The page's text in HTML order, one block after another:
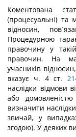
Коментована
(процесуальні) та
відносин,
Процедурною
правочину у
правочин. На
учасників
вказує ч. 4 ст.
наслідки відмови
або
визначити
звичай, у
згодою). У деяких